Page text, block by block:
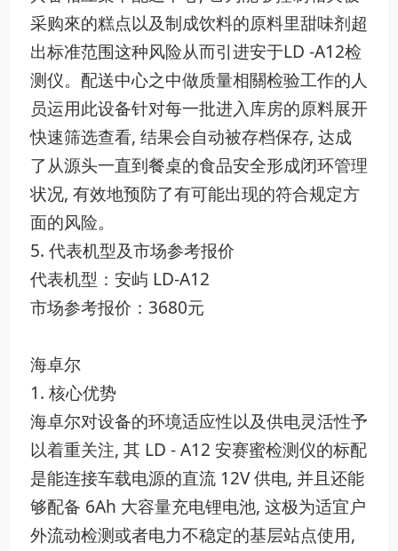
采购來的糕点以及制成饮料的原料里甜味剂超
出标准范围这种风险从而引进安于LD -A12检
测仪。配送中心之中做质量相關检验工作的人
员运用此设备针对每一批进入库房的原料展开
快速筛选查看, 结果会自动被存档保存, 达成
了从源头一直到餐桌的食品安全形成闭环管理
状况, 有效地预防了有可能出现的符合规定方
面的风险。
5. 代表机型及市场参考报价
代表机型：安屿 LD-A12
市场参考报价：3680元
海卓尔
1. 核心优势
海卓尔对设备的环境适应性以及供电灵活性予
以着重关注, 其 LD - A12 安赛蜜检测仪的标配
是能连接车载电源的直流 12V 供电, 并且还能
够配备 6Ah 大容量充电锂电池, 这极为适宜户
外流动检测或者电力不稳定的基层站点使用,